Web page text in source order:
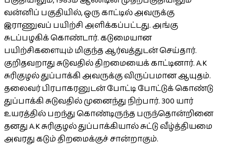
வன்னிப் பகுதியில், ஒரு காட்டில் அவருக்கு
இராணுவப் பயிற்சி அளிக்கப்பட்டது. அங்கு
சுடப்பழகிக் கொண்டார். கடுமையான
பயிற்சிகளையும் மிகுந்த ஆர்வத்துடன் செய்தார்.
குறிதவறாது சுடுவதில் திறமையைக் காட்டினார். A.K
சுரிகுழல் துப்பாக்கி அவருக்கு விருப்பமான ஆயுதம்.
தலைவர் பிரபாகரனுடன் போட்டி போட்டுக் கொண்டு
துப்பாக்கி சுடுவதில் முனைந்து நிற்பார். 300 யார்
உயரத்தில் பறந்து கொண்டிருந்த பருந்தொன்றினை
தனது A.K சுரிகுழல் துப்பாக்கியால் சுட்டு வீழ்த்தியமை
அவரது கடும் திறமைக்குச் சான்றாகும்.